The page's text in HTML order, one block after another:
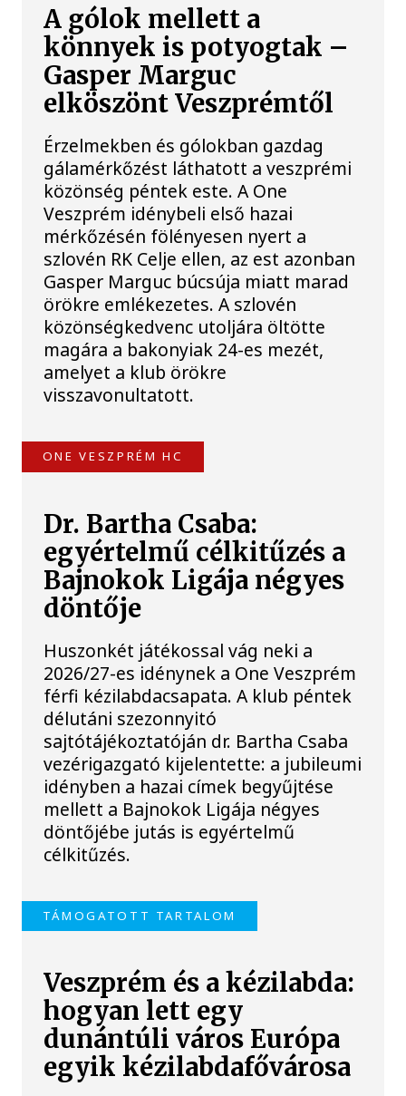
A gólok mellett a
könnyek is potyogtak –
Gasper Marguc
elköszönt Veszprémtől
Érzelmekben és gólokban gazdag
gálamérkőzést láthatott a veszprémi
közönség péntek este. A One
Veszprém idénybeli első hazai
mérkőzésén fölényesen nyert a
szlovén RK Celje ellen, az est azonban
Gasper Marguc búcsúja miatt marad
örökre emlékezetes. A szlovén
közönségkedvenc utoljára öltötte
magára a bakonyiak 24-es mezét,
amelyet a klub örökre
visszavonultatott.
ONE VESZPRÉM HC
Dr. Bartha Csaba:
egyértelmű célkitűzés a
Bajnokok Ligája négyes
döntője
Huszonkét játékossal vág neki a
2026/27-es idénynek a One Veszprém
férfi kézilabdacsapata. A klub péntek
délutáni szezonnyitó
sajtótájékoztatóján dr. Bartha Csaba
vezérigazgató kijelentette: a jubileumi
idényben a hazai címek begyűjtése
mellett a Bajnokok Ligája négyes
döntőjébe jutás is egyértelmű
célkitűzés.
TÁMOGATOTT TARTALOM
Veszprém és a kézilabda:
hogyan lett egy
dunántúli város Európa
egyik kézilabdafővárosa